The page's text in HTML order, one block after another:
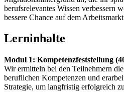
berufsrelevantes Wissen verbessern
bessere Chance auf dem
Lerninhalte
Modul 1: Kompetenzfeststellung
Wir ermitteln bei den Teilnehmern
beruflichen Kompetenzen und
Strategie, um langfristig erfolgreich